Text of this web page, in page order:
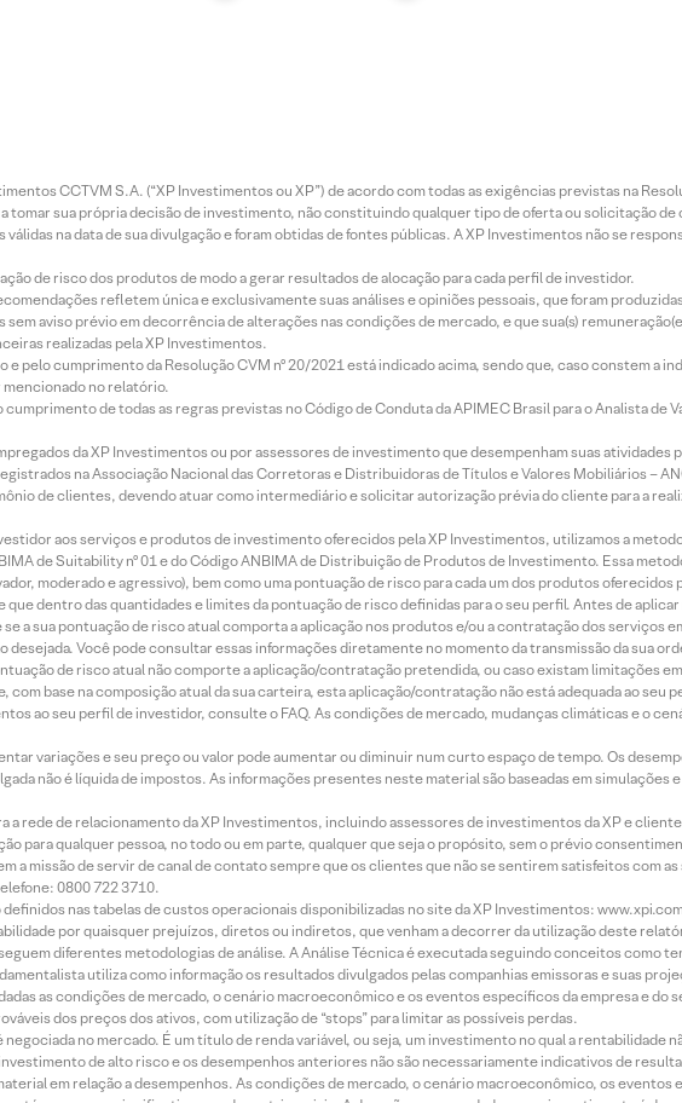
CCTVM S.A. (“XP Investimentos ou XP”) de acordo com todas as exigências previstas na
tomar sua própria decisão de investimento, não constituindo qualquer tipo de oferta ou solicitação de
na data de sua divulgação e foram obtidas de fontes públicas. A XP Investimentos não se
de risco dos produtos de modo a gerar resultados de alocação para cada perfil de investidor.
refletem única e exclusivamente suas análises e opiniões pessoais, que foram
aviso prévio em decorrência de alterações nas condições de mercado, e que sua(s)
realizadas pela XP Investimentos.
pelo cumprimento da Resolução CVM nº 20/2021 está indicado acima, sendo que, caso constem a
mencionado no relatório.
de todas as regras previstas no Código de Conduta da APIMEC Brasil para o Analista de
da XP Investimentos ou por assessores de investimento que desempenham suas atividades
na Associação Nacional das Corretoras e Distribuidoras de Títulos e Valores Mobiliários –
de clientes, devendo atuar como intermediário e solicitar autorização prévia do cliente para a
aos serviços e produtos de investimento oferecidos pela XP Investimentos, utilizamos a
de Suitability nº 01 e do Código ANBIMA de Distribuição de Produtos de Investimento. Essa
moderado e agressivo), bem como uma pontuação de risco para cada um dos produtos
dentro das quantidades e limites da pontuação de risco definidas para o seu perfil. Antes de
a sua pontuação de risco atual comporta a aplicação nos produtos e/ou a contratação dos serviços
Você pode consultar essas informações diretamente no momento da transmissão da sua
de risco atual não comporte a aplicação/contratação pretendida, ou caso existam limitações
base na composição atual da sua carteira, esta aplicação/contratação não está adequada ao seu
ao seu perfil de investidor, consulte o FAQ. As condições de mercado, mudanças climáticas e o
variações e seu preço ou valor pode aumentar ou diminuir num curto espaço de tempo. Os
não é líquida de impostos. As informações presentes neste material são baseadas em simulações
rede de relacionamento da XP Investimentos, incluindo assessores de investimentos da XP e
para qualquer pessoa, no todo ou em parte, qualquer que seja o propósito, sem o prévio
a missão de servir de canal de contato sempre que os clientes que não se sentirem satisfeitos com
0800 722 3710.
nas tabelas de custos operacionais disponibilizadas no site da XP Investimentos:
por quaisquer prejuízos, diretos ou indiretos, que venham a decorrer da utilização deste
diferentes metodologias de análise. A Análise Técnica é executada seguindo conceitos como
utiliza como informação os resultados divulgados pelas companhias emissoras e suas
as condições de mercado, o cenário macroeconômico e os eventos específicos da empresa e do
dos preços dos ativos, com utilização de “stops” para limitar as possíveis perdas.
negociada no mercado. É um título de renda variável, ou seja, um investimento no qual a rentabilidade
de alto risco e os desempenhos anteriores não são necessariamente indicativos de
em relação a desempenhos. As condições de mercado, o cenário macroeconômico, os eventos